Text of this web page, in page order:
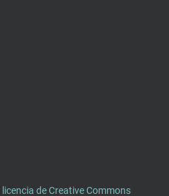
licencia de Creative Commons